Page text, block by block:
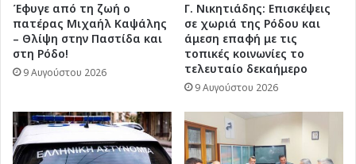
Έφυγε από τη ζωή ο
πατέρας Μιχαήλ Καψάλης
– Θλίψη στην Παστίδα και
στη Ρόδο!
9 Αυγούστου 2026
Γ. Νικητιάδης: Επισκέψεις
σε χωριά της Ρόδου και
άμεση επαφή με τις
τοπικές κοινωνίες το
τελευταίο δεκαήμερο
9 Αυγούστου 2026